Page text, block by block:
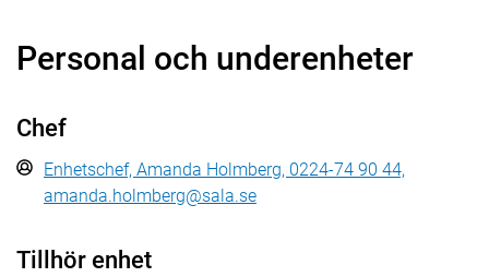
Personal och underenheter
Chef
Enhetschef, Amanda Holmberg, 0224-74 90 44,
amanda.holmberg@sala.se
Tillhör enhet